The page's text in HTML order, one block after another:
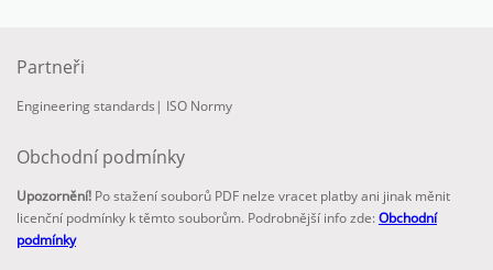
Partneři
Engineering standards | ISO Normy
Obchodní podmínky
Upozornění! Po stažení souborů PDF nelze vracet platby ani jinak měnit
licenční podmínky k těmto souborům. Podrobnější info zde:Obchodní
podmínky